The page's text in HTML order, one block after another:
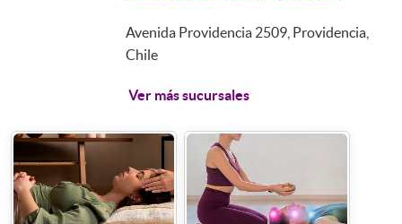
Avenida Providencia 2509, Providencia,
Chile
Ver más sucursales